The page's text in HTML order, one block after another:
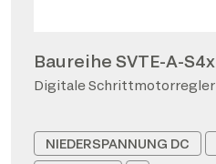
Baureihe SVTE-A-S4x
Digitale Schrittmotorregler
NIEDERSPANNUNG DC